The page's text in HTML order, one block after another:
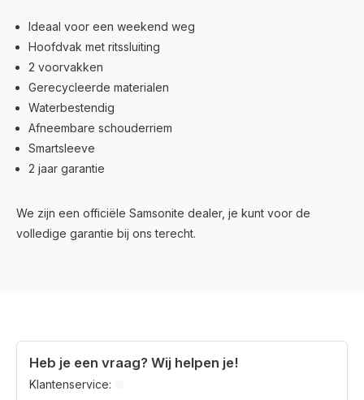
Ideaal voor een weekend weg
Hoofdvak met ritssluiting
2 voorvakken
Gerecycleerde materialen
Waterbestendig
Afneembare schouderriem
Smartsleeve
2 jaar garantie
We zijn een officiële Samsonite dealer, je kunt voor de
volledige garantie bij ons terecht.
Heb je een vraag? Wij helpen je!
Klantenservice: